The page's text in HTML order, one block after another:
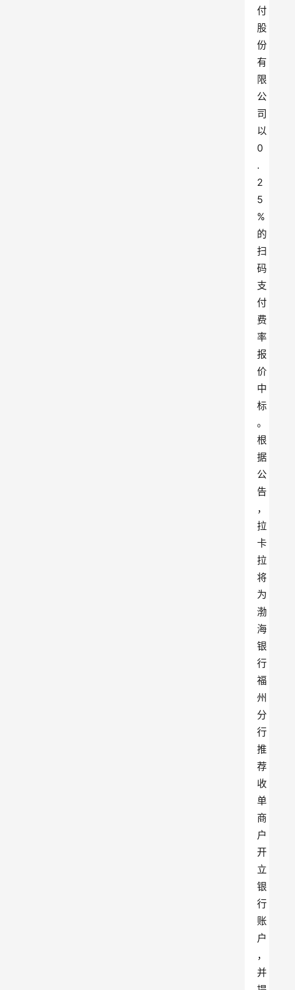
付
股
份
有
限
公
司
以
0
.
2
5
%
的
扫
码
支
付
费
率
报
价
中
标
。
根
据
公
告
，
拉
卡
拉
将
为
渤
海
银
行
福
州
分
行
推
荐
收
单
商
户
开
立
银
行
账
户
，
并